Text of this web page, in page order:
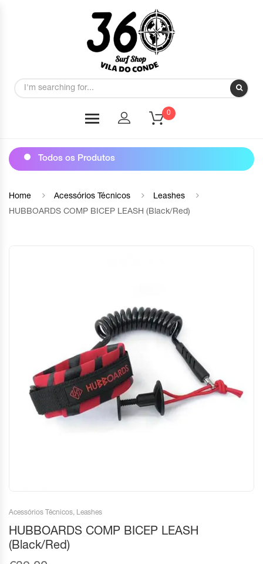
0
Todos os Produtos
Home Acessórios Técnicos
Leashes
HUBBOARDS COMP BICEP LEASH (Black/Red)
Acessórios Técnicos, Leashes
HUBBOARDS COMP BICEP LEASH
(Black/Red)